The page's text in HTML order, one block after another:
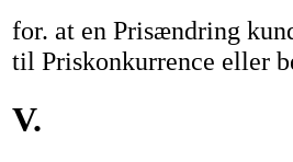
for. at en Prisændring
til Priskonkurrence eller
V.